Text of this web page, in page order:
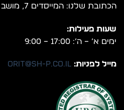
הכתובת שלנו: המייסדים 7, מושב מצליח
שעות פעילות:
ימים א’ – ה’: 17:00 – 9:00
מייל לפניות: orit@sh-p.co.il